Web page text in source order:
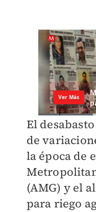
El
de
la época de
(AMG) y el
para riego